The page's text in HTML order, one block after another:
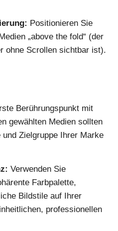
Positionieren Sie
„above the fold“ (der
ohne Scrollen sichtbar ist).
Berührungspunkt mit
gewählten Medien sollten
Zielgruppe Ihrer Marke
Verwenden Sie
Farbpalette,
Bildstile auf Ihrer
professionellen